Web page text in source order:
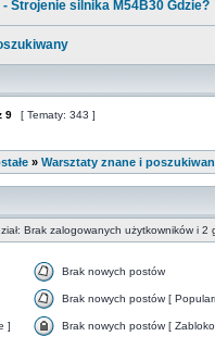
- Strojenie silnika M54B30 Gdzie?
9 [ Tematy: 343 ]
» Warsztaty znane i
Brak zalogowanych użytkowników i 2
Brak nowych postów
Brak nowych postów [
] Brak nowych postów [